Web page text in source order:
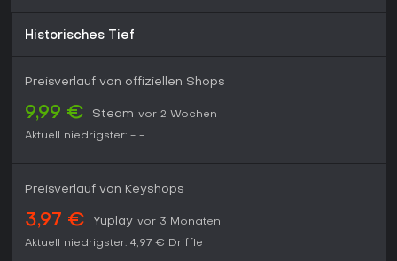
Historisches Tief
Preisverlauf von offiziellen Shops
9,99 € Steam vor 2 Wochen
Aktuell niedrigster: - -
Preisverlauf von Keyshops
3,97 € Yuplay vor 3 Monaten
Aktuell niedrigster: 4,97 € Driffle